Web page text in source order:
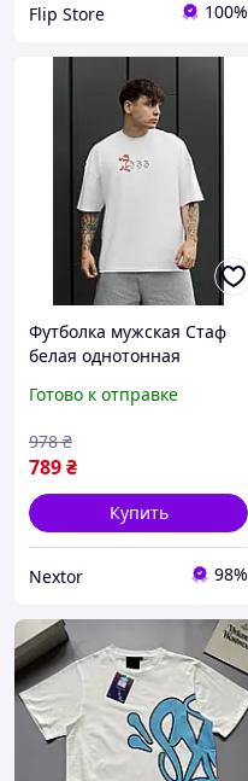
Flip Store 100%
Футболка мужская Стаф
белая однотонная
world Nextor Футболка
однотонна спортивна
Staff mad
Готово к отправке
789₴
978 ₴
Купить
Nextor 98%